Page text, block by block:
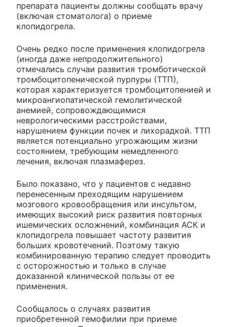
препарата пациенты должны сообщать врачу
(включая стоматолога) о приеме
клопидогрела.
Очень редко после применения клопидогрела
(иногда даже непродолжительного)
отмечались случаи развития тромботической
тромбоцитопенической пурпуры (ТТП),
которая характеризуется тромбоцитопенией и
микроангиопатической гемолитической
анемией, сопровождающимися
неврологическими расстройствами,
нарушением функции почек и лихорадкой. ТТП
является потенциально угрожающим жизни
состоянием, требующим немедленного
лечения, включая плазмаферез.
Было показано, что у пациентов с недавно
перенесенным преходящим нарушением
мозгового кровообращения или инсультом,
имеющих высокий риск развития повторных
ишемических осложнений, комбинация АСК и
клопидогрела повышает частоту развития
больших кровотечений. Поэтому такую
комбинированную терапию следует проводить
с осторожностью и только в случае
доказанной клинической пользы от ее
применения.
Сообщалось о случаях развития
приобретенной гемофилии при приеме